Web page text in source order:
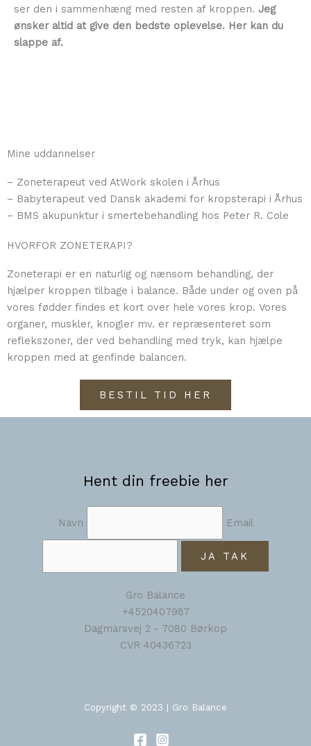
ser den i sammenhæng med resten af kroppen. Jeg
ønsker altid at give den bedste oplevelse. Her kan du
slappe af.
Mine uddannelser
– Zoneterapeut ved AtWork skolen i Århus
– Babyterapeut ved Dansk akademi for kropsterapi i Århus
– BMS akupunktur i smertebehandling hos Peter R. Cole
HVORFOR ZONETERAPI?
Zoneterapi er en naturlig og nænsom behandling, der
hjælper kroppen tilbage i balance. Både under og oven på
vores fødder findes et kort over hele vores krop. Vores
organer, muskler, knogler mv. er repræsenteret som
reflekszoner, der ved behandling med tryk, kan hjælpe
kroppen med at genfinde balancen.
BESTIL TID HER
Hent din freebie her
Navn Email
JA TAK
Gro Balance
+4520407987
Dagmarsvej 2 - 7080 Børkop
CVR 40436723
Copyright © 2023 | Gro Balance